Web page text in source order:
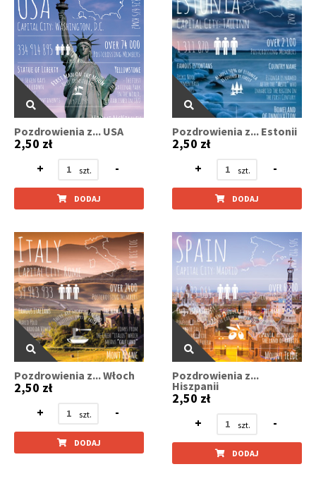
Pozdrowienia z... USA
2,50 zł
+
-
DODAJ
Pozdrowienia z... Estonii
2,50 zł
+
-
DODAJ
Pozdrowienia z... Włoch
2,50 zł
+
-
DODAJ
Pozdrowienia z...
Hiszpanii
2,50 zł
+
-
DODAJ